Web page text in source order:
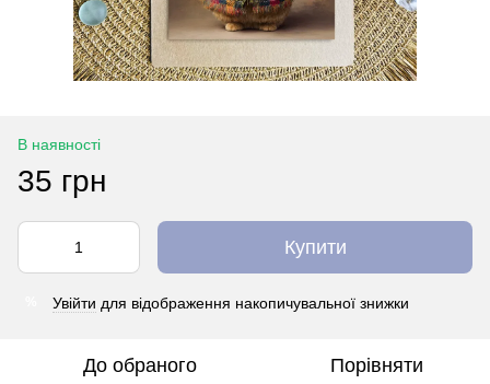
В наявності
35 грн
Купити
Увійти для відображення накопичувальної знижки
До обраного Порівняти